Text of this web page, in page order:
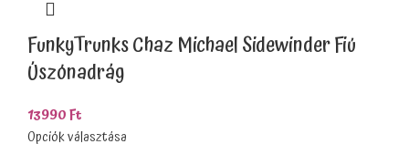
FunkyTrunks Chaz Michael Sidewinder Fiú
Úszónadrág
13990Ft
Opciók választása